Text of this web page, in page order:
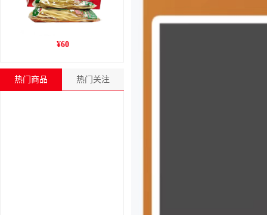
手擀豌豆面
¥60
热门商品 热门关注